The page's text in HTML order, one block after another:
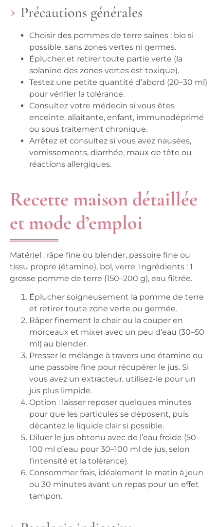
Précautions générales
Choisir des pommes de terre saines : bio si
possible, sans zones vertes ni germes.
Éplucher et retirer toute partie verte (la
solanine des zones vertes est toxique).
Testez une petite quantité d’abord (20–30 ml)
pour vérifier la tolérance.
Consultez votre médecin si vous êtes
enceinte, allaitante, enfant, immunodéprimé
ou sous traitement chronique.
Arrêtez et consultez si vous avez nausées,
vomissements, diarrhée, maux de tête ou
réactions allergiques.
Recette maison détaillée
et mode d’emploi
Matériel : râpe fine ou blender, passoire fine ou
tissu propre (étamine), bol, verre. Ingrédients : 1
grosse pomme de terre (150–200 g), eau filtrée.
Éplucher soigneusement la pomme de terre
et retirer toute zone verte ou germée.
Râper finement la chair ou la couper en
morceaux et mixer avec un peu d’eau (30–50
ml) au blender.
Presser le mélange à travers une étamine ou
une passoire fine pour récupérer le jus. Si
vous avez un extracteur, utilisez-le pour un
jus plus limpide.
Option : laisser reposer quelques minutes
pour que les particules se déposent, puis
décantez le liquide clair si possible.
Diluer le jus obtenu avec de l’eau froide (50–
100 ml d’eau pour 30–100 ml de jus, selon
l’intensité et la tolérance).
Consommer frais, idéalement le matin à jeun
ou 30 minutes avant un repas pour un effet
tampon.